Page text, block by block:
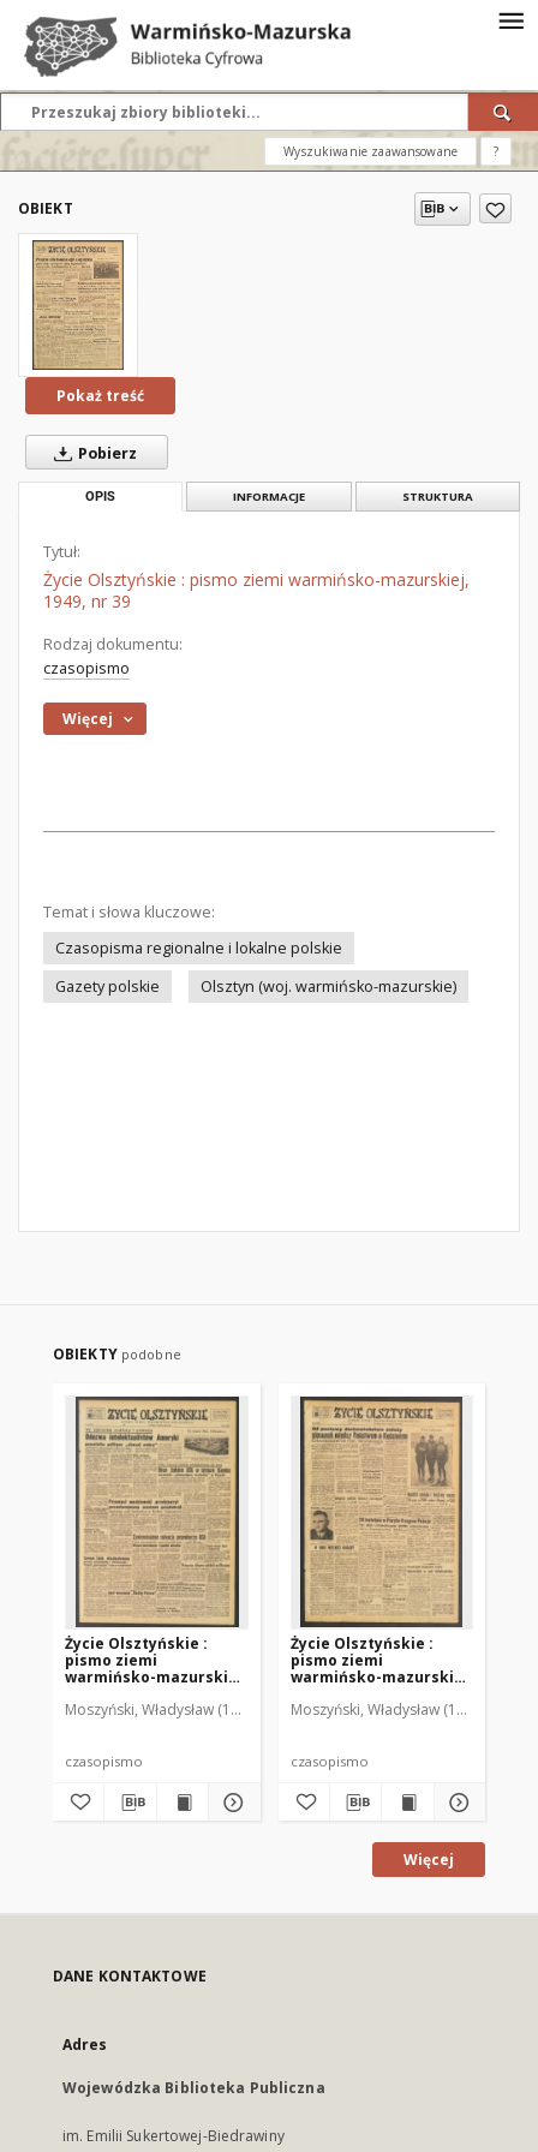
Wyszukiwanie zaawansowane ?
OBIEKT
Pokaż treść
Pobierz
OPIS INFORMACJE STRUKTURA
Tytuł:
Życie Olsztyńskie : pismo ziemi warmińsko-mazurskiej,
1949, nr 39
Rodzaj dokumentu:
czasopismo
Więcej
Temat i słowa kluczowe:
Czasopisma regionalne i lokalne polskie
Gazety polskie
Olsztyn (woj. warmińsko-mazurskie)
OBIEKTY podobne
Życie Olsztyńskie :
pismo ziemi
warmińsko-mazurskiej,
Moszyński, Władysław (1922-2001). Red. Mroczkowski, Włodzimierz
czasopismo
Życie Olsztyńskie :
pismo ziemi
warmińsko-mazurskiej,
Moszyński, Władysław (1922-2001).
czasopismo
Więcej
DANE KONTAKTOWE
Adres
Wojewódzka Biblioteka Publiczna
im. Emilii Sukertowej-Biedrawiny